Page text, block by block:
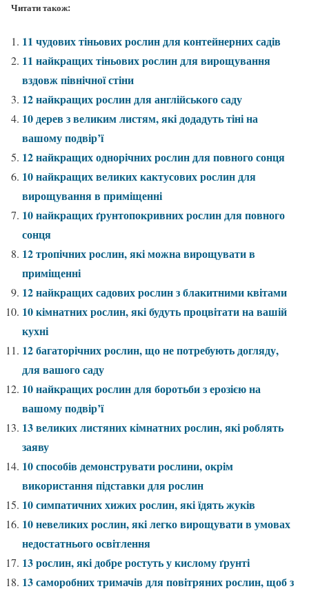
Читати також:
11 чудових тіньових рослин для контейнерних садів
11 найкращих тіньових рослин для вирощування
вздовж північної стіни
12 найкращих рослин для англійського саду
10 дерев з великим листям, які додадуть тіні на
вашому подвір’ї
12 найкращих однорічних рослин для повного сонця
10 найкращих великих кактусових рослин для
вирощування в приміщенні
10 найкращих ґрунтопокривних рослин для повного
сонця
12 тропічних рослин, які можна вирощувати в
приміщенні
12 найкращих садових рослин з блакитними квітами
10 кімнатних рослин, які будуть процвітати на вашій
кухні
12 багаторічних рослин, що не потребують догляду,
для вашого саду
10 найкращих рослин для боротьби з ерозією на
вашому подвір’ї
13 великих листяних кімнатних рослин, які роблять
заяву
10 способів демонструвати рослини, окрім
використання підставки для рослин
10 симпатичних хижих рослин, які їдять жуків
10 невеликих рослин, які легко вирощувати в умовах
недостатнього освітлення
13 рослин, які добре ростуть у кислому ґрунті
13 саморобних тримачів для повітряних рослин, щоб з